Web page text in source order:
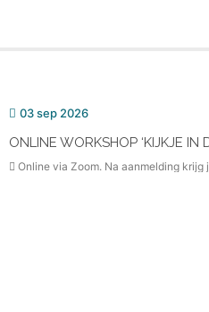
03 sep 2026
ONLINE WORKSHOP ‘KIJKJE IN
Online via Zoom. Na aanmelding